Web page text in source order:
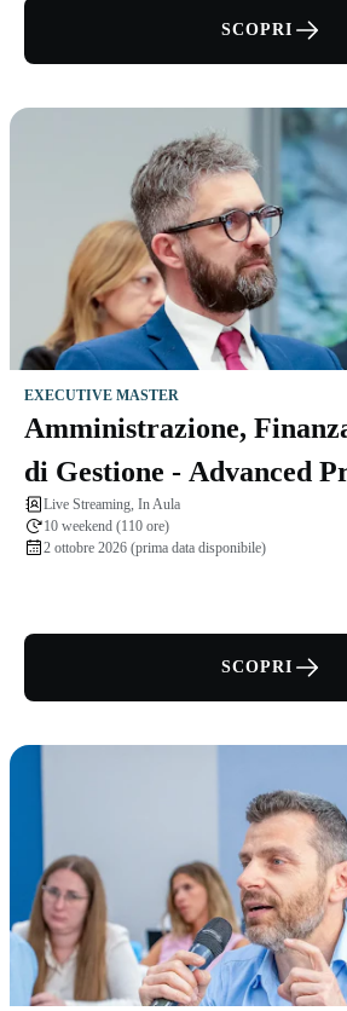
SCOPRI
EXECUTIVE MASTER
Amministrazione,
di Gestione - Advanced
Live Streaming, In Aula
10 weekend (110 ore)
2 ottobre 2026 (prima data disponibile)
SCOPRI